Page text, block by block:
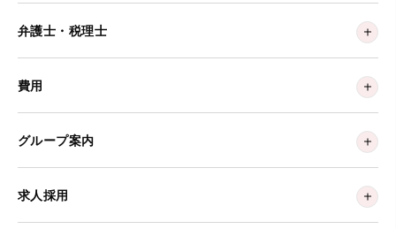
弁護士・税理士
費用
グループ案内
求人採用